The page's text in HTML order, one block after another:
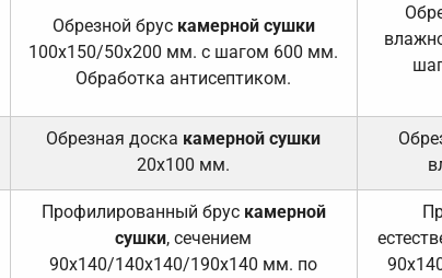
Обрезной брус камерной сушки
100х150/50х200 мм. с шагом 600 мм.
Обработка антисептиком.
Обрезная доска камерной сушки
20х100 мм.
Профилированный брус камерной
сушки, сечением
90х140/140х140/190х140 мм. по